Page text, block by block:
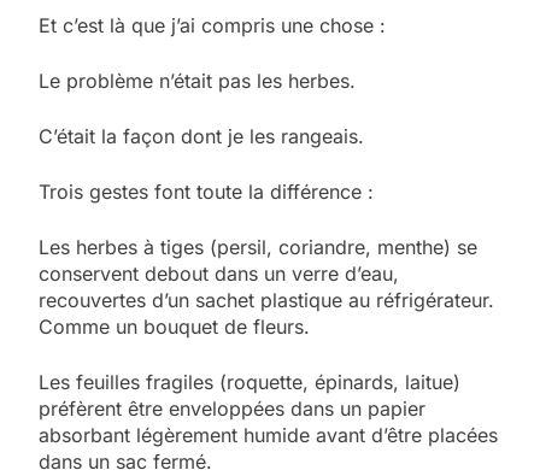
Et c’est là que j’ai compris une chose :
Le problème n’était pas les herbes.
C’était la façon dont je les rangeais.
Trois gestes font toute la différence :
Les herbes à tiges (persil, coriandre, menthe) se
conservent debout dans un verre d’eau,
recouvertes d’un sachet plastique au réfrigérateur.
Comme un bouquet de fleurs.
Les feuilles fragiles (roquette, épinards, laitue)
préfèrent être enveloppées dans un papier
absorbant légèrement humide avant d’être placées
dans un sac fermé.